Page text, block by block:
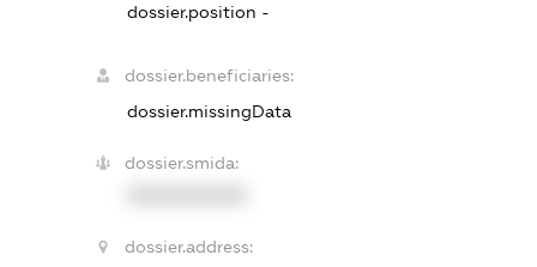
dossier.position -
dossier.beneficiaries:
dossier.missingData
dossier.smida:
dossier.address: